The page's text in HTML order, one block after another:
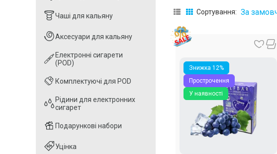
Чаші для кальяну
Аксесуари для кальяну
Електронні сигарети
(POD)
Комплектуючі для POD
Рідини для електронних
сигарет
Подарункові набори
Уцінка
Чаші для кальяну
Аксесуари для кальяну
Електронні сигарети
(POD)
Комплектуючі для POD
Рідини для електронних
сигарет
Подарункові набори
Уцінка
Сортування: За
У наявності
Знижка 12%
Прострочення